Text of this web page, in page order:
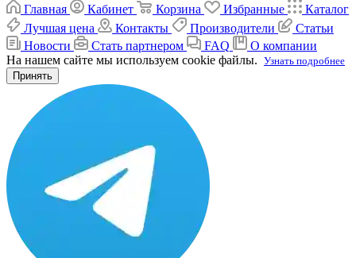
Главная
Кабинет Корзина Избранные
Каталог
Лучшая цена
Контакты Производители
Статьи
Новости
Стать партнером FAQ
О компании
На нашем сайте мы используем cookie файлы. Узнать подробнее
Принять